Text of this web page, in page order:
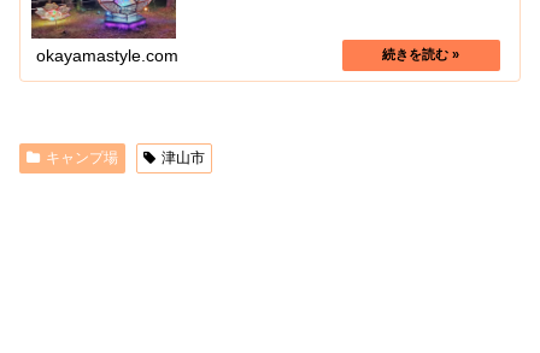
okayamastyle.com
キャンプ場 津山市